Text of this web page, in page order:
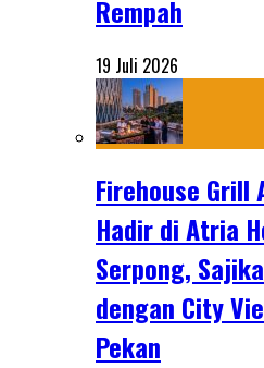
Rempah
19 Juli 2026
Firehouse Grill
Hadir di Atria
Serpong,
dengan City
Pekan